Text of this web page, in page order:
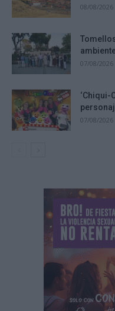
08/08/2026
07/08/2026
‘Chiqui-
07/08/2026